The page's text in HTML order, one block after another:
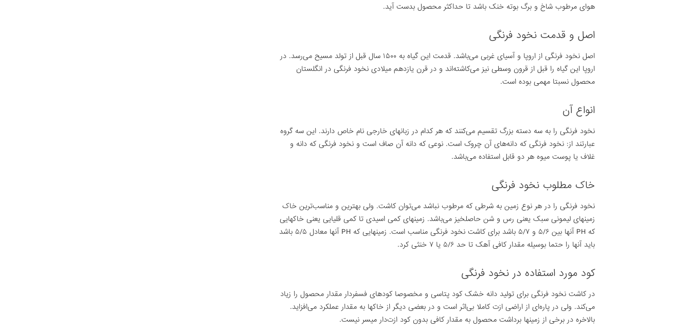
هوای مرطوب شاخ و برگ بوته خنک باشد تا حداکثر محصول بدست آید.
اصل و قدمت نخود فرنگی
اصل نخود فرنگی از اروپا و آسیای غربی می‌باشد. قدمت این گیاه به ۱۵۰۰ سال قبل از تولد مسیح می‌رسد. در
اروپا این گیاه را قبل از قرون وسطی نیز می‌کاشته‌اند و در قرن یازدهم میلادی نخود فرنگی در انگلستان
محصول نسبتا مهمی بوده است.
انواع آن
نخود فرنگی را به سه دسته بزرگ تقسیم می‌کنند که هر کدام در زبانهای خارجی نام خاص دارند. این سه گروه
عبارتند از: نخود فرنگی که دانه‌های آن چروک است. نوعی که دانه آن صاف است و نخود فرنگی که دانه و
غلاف یا پوست میوه هر دو قابل استفاده می‌باشد.
خاک مطلوب نخود فرنگی
نخود فرنگی را در هر نوع زمین به شرطی که مرطوب نباشد می‌توان کاشت. ولی بهترین و مناسب‌ترین خاک
زمینهای لیمونی سبک یعنی رس و شن حاصلخیز می‌باشد. زمینهای کمی اسیدی تا کمی قلیایی یعنی خاکهایی
که PH آنها بین ۵/۶ و ۵/۷ باشد برای کاشت نخود فرنگی مناسب است. زمینهایی که PH آنها معادل ۵/۵ باشد
باید آنها را حتما بوسیله مقدار کافی آهک تا حد ۵/۶ یا ۷ خنثی کرد.
کود مورد استفاده در نخود فرنگی
در کاشت نخود فرنگی برای تولید دانه خشک کود پتاسی و مخصوصا کودهای فسفردار مقدار محصول را زیاد
می‌کند. ولی در پاره‌ای از اراضی ازت کاملا بی‌اثر است و در بعضی دیگر از خاکها به مقدار عملکرد می‌افزاید.
بالاخره در برخی از زمینها برداشت محصول به مقدار کافی بدون کود ازت‌دار میسر نیست.